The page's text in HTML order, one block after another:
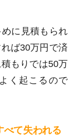
に見積もられ
ば30万円で済
もりでは50万
く起こるので
べて失われる